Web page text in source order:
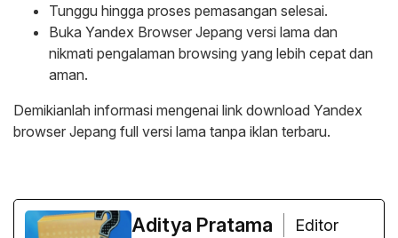
Tunggu hingga proses pemasangan selesai.
Buka Yandex Browser Jepang versi lama dan
nikmati pengalaman browsing yang lebih cepat dan
aman.
Demikianlah informasi mengenai link download Yandex
browser Jepang full versi lama tanpa iklan terbaru.
Aditya Pratama
Editor